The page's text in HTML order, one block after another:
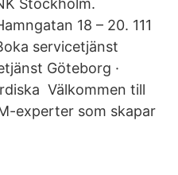
Stockholm.
18 – 20. 111
servicetjänst
Göteborg ·
Välkommen till
experter som skapar